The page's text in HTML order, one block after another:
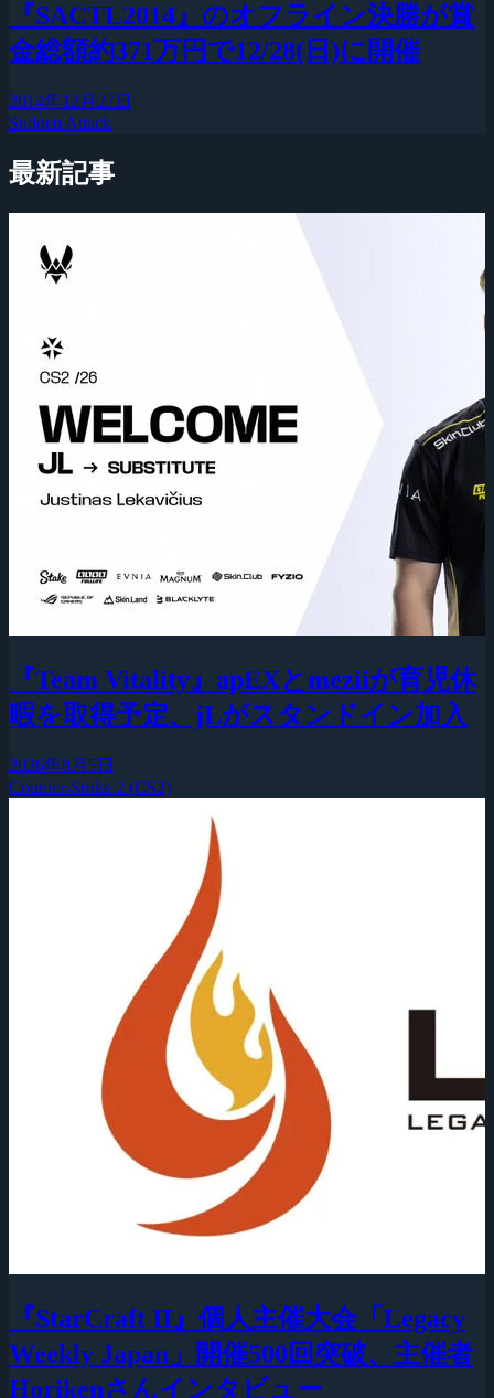
『SACTL2014』のオフライン決勝が賞
金総額約371万円で12/28(日)に開催
2014年12月27日
Sudden Attack
最新記事
『Team Vitality』apEXとmeziiが育児休
暇を取得予定、jLがスタンドイン加入
2026年8月5日
Counter-Strike 2 (CS2)
『StarCraft II』個人主催大会「Legacy
Weekly Japan」開催500回突破、主催者
Horikenさんインタビュー